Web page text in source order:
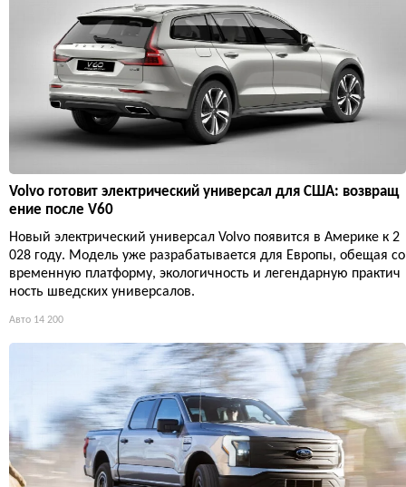
Volvo готовит электрический универсал для США: возвращ
ение после V60
Новый электрический универсал Volvo появится в Америке к 2
028 году. Модель уже разрабатывается для Европы, обещая со
временную платформу, экологичность и легендарную практич
ность шведских универсалов.
Авто 14 200